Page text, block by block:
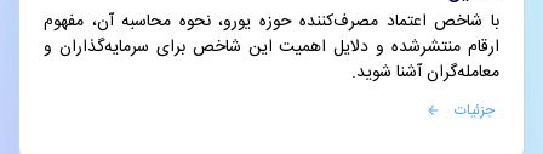
با شاخص اعتماد مصرف‌کننده حوزه یورو، نحوه محاسبه آن، مفهوم
ارقام منتشرشده و دلایل اهمیت این شاخص برای سرمایه‌گذاران و
معامله‌گران آشنا شوید.
جزئیات